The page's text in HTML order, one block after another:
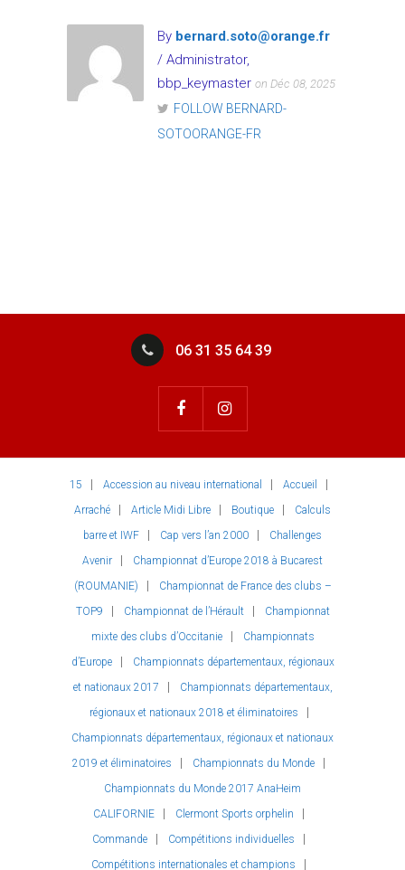
By bernard.soto@orange.fr
/ Administrator,
bbp_keymaster on Déc 08, 2025
FOLLOW BERNARD-
SOTOORANGE-FR
06 31 35 64 39
15 Accession au niveau international
Accueil
Arraché
Article Midi Libre Boutique
Calculs
barre et IWF
Cap vers l’an 2000
Challenges
Avenir
Championnat d’Europe 2018 à Bucarest
(ROUMANIE)
Championnat de France des clubs –
TOP9
Championnat de l’Hérault
Championnat
mixte des clubs d’Occitanie
Championnats
d’Europe
Championnats départementaux, régionaux
et nationaux 2017
Championnats départementaux,
régionaux et nationaux 2018 et éliminatoires
Championnats départementaux, régionaux et nationaux
2019 et éliminatoires
Championnats du Monde
Championnats du Monde 2017 AnaHeim
CALIFORNIE
Clermont Sports orphelin
Commande
Compétitions individuelles
Compétitions internationales et champions